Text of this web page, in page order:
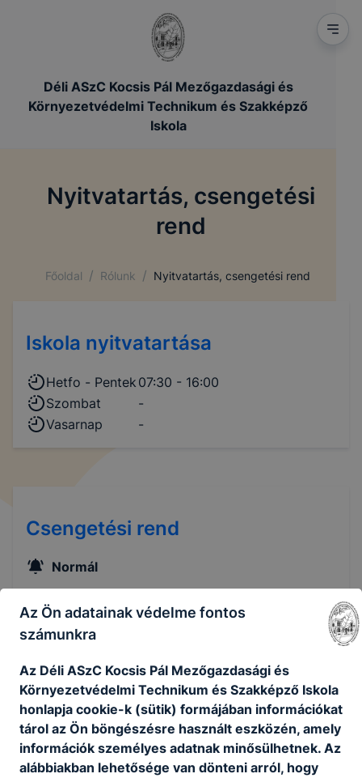
Déli ASzC Kocsis Pál Mezőgazdasági és
Környezetvédelmi Technikum és Szakképző
Iskola
Nyitvatartás, csengetési
rend
Főoldal / Rólunk / Nyitvatartás, csengetési rend
Iskola nyitvatartása
Hetfo - Pentek 07:30 - 16:00
Szombat
-
Vasarnap
-
Csengetési rend
Normál
2. óra 08.35 – 09.20
3. óra 09.30 – 10.15
Az Ön adatainak védelme fontos
számunkra
Az Déli ASzC Kocsis Pál Mezőgazdasági és
Környezetvédelmi Technikum és Szakképző Iskola
honlapja cookie-k (sütik) formájában információkat
tárol az Ön böngészésre használt eszközén, amely
információk személyes adatnak minősülhetnek. Az
alábbiakban lehetősége van dönteni arról, hogy